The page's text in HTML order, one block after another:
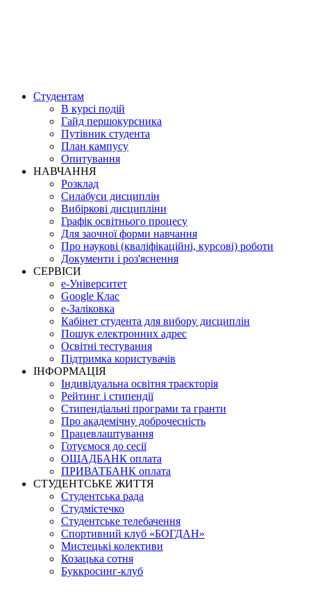
Студентам
В курсі подій
Гайд першокурсника
Путівник студента
План кампусу
Опитування
НАВЧАННЯ
Розклад
Силабуси дисциплін
Вибіркові дисципліни
Графік освітнього процесу
Для заочної форми навчання
Про наукові (кваліфікаційні, курсові) роботи
Документи і роз'яснення
СЕРВІСИ
е-Університет
Google Клас
е-Заліковка
Кабінет студента для вибору дисциплін
Пошук електронних адрес
Освітні тестування
Підтримка користувачів
ІНФОРМАЦІЯ
Індивідуальна освітня траєкторія
Рейтинг і стипендії
Стипендіальні програми та гранти
Про академічну доброчесність
Працевлаштування
Готуємося до сесії
ОЩАДБАНК оплата
ПРИВАТБАНК оплата
СТУДЕНТСЬКЕ ЖИТТЯ
Студентська рада
Студмістечко
Студентське телебачення
Спортивний клуб «БОГДАН»
Мистецькі колективи
Козацька сотня
Буккросинг-клуб